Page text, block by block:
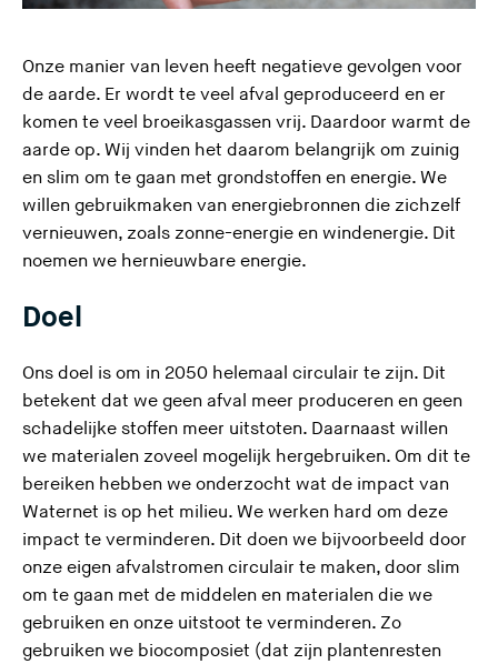
Onze manier van leven heeft negatieve gevolgen voor
de aarde. Er wordt te veel afval geproduceerd en er
komen te veel broeikasgassen vrij. Daardoor warmt de
aarde op. Wij vinden het daarom belangrijk om zuinig
en slim om te gaan met grondstoffen en energie. We
willen gebruikmaken van energiebronnen die zichzelf
vernieuwen, zoals zonne-energie en windenergie. Dit
noemen we hernieuwbare energie.
Doel
Ons doel is om in 2050 helemaal circulair te zijn. Dit
betekent dat we geen afval meer produceren en geen
schadelijke stoffen meer uitstoten. Daarnaast willen
we materialen zoveel mogelijk hergebruiken. Om dit te
bereiken hebben we onderzocht wat de impact van
Waternet is op het milieu. We werken hard om deze
impact te verminderen. Dit doen we bijvoorbeeld door
onze eigen afvalstromen circulair te maken, door slim
om te gaan met de middelen en materialen die we
gebruiken en onze uitstoot te verminderen. Zo
gebruiken we biocomposiet (dat zijn plantenresten